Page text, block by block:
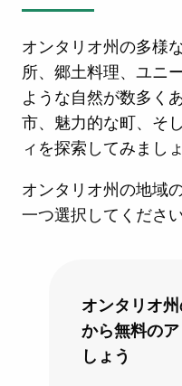
オンタリオ州の多様
所、郷土料理、ユニ
ような自然が数多く
市、魅力的な町、そ
ィを探索してみましょ
オンタリオ州の地域
一つ選択してください
オンタリオ
から無料の
しょう